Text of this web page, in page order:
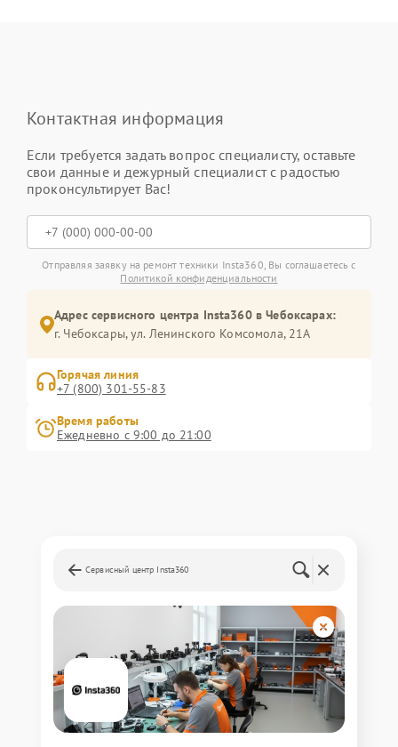
Контактная информация
Если требуется задать вопрос специалисту, оставьте
свои данные и дежурный специалист с радостью
проконсультирует Вас!
Отправляя заявку на ремонт техники Insta360, Вы соглашаетесь с
Политикой конфиденциальности
Адрес сервисного центра Insta360 в Чебоксарах:
г. Чебоксары, ул. Ленинского Комсомола, 21А
Горячая линия
+7 (800) 301-55-83
Время работы
Ежедневно с 9:00 до 21:00
Сервисный центр Insta360